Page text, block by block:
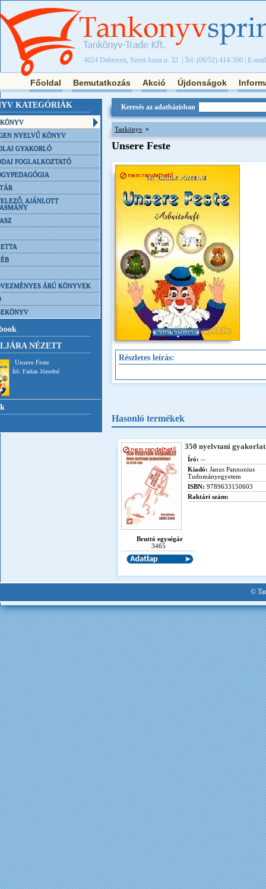
4024 Debrecen, Szent Anna u. 32. | Tel: (06/52) 414-390 | E-
Főoldal Bemutatkozás Akció Újdonságok
KATEGÓRIÁK
NYELVŰ KÖNYV
GYAKORLÓ
FOGLALKOZTATÓ
AJÁNLOTT
ÁRÚ KÖNYVEK
NÉZETT
Unsere Feste
Író: Farkas Józsefné
Keresés az adatbázisban
Tankönyv »
Unsere Feste
Részletes leírás:
Hasonló termékek
350 nyelvtani gyakorlat
Író: --
Kiadó: Janus Pannonius
Tudományegyetem
ISBN: 9789633150603
Raktári szám:
Bruttó egységár
3465
©